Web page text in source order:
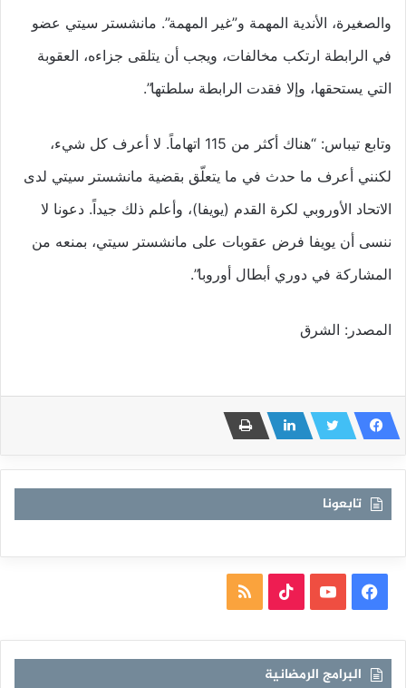
والصغيرة، الأندية المهمة و”غير المهمة”. مانشستر سيتي عضو
في الرابطة ارتكب مخالفات، ويجب أن يتلقى جزاءه، العقوبة
التي يستحقها، وإلا فقدت الرابطة سلطتها”.
وتابع تيباس: “هناك أكثر من 115 اتهاماً. لا أعرف كل شيء،
لكنني أعرف ما حدث في ما يتعلّق بقضية مانشستر سيتي لدى
الاتحاد الأوروبي لكرة القدم (يويفا)، وأعلم ذلك جيداً. دعونا لا
ننسى أن يويفا فرض عقوبات على مانشستر سيتي، بمنعه من
المشاركة في دوري أبطال أوروبا”.
المصدر: الشرق
تابعونا
فيسبوكيوتيوب TikTokملخص
RSS
البرامج الرمضانية